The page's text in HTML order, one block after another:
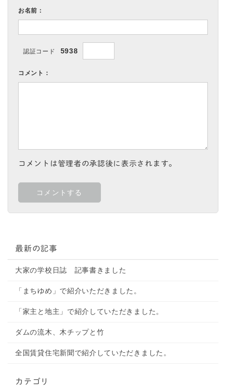
お名前：
認証コード 5938
コメント：
コメントは管理者の承認後に表示されます。
最新の記事
大家の学校日誌 記事書きました
「まちゆめ」で紹介いただきました。
「家主と地主」で紹介していただきました。
ダムの流木、木チップと竹
全国賃貸住宅新聞で紹介していただきました。
カテゴリ